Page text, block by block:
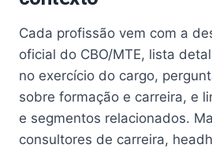
Cada profissão vem com a
oficial do CBO/MTE, lista
no exercício do cargo,
sobre formação e carreira, e
e segmentos relacionados.
consultores de carreira,